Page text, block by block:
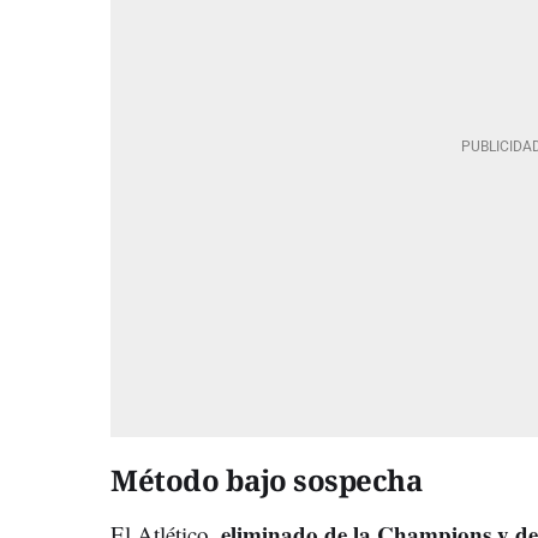
Método bajo sospecha